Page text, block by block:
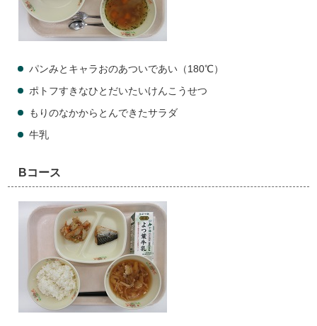
パンみとキャラおのあついであい（180℃）
ポトフすきなひとだいたいけんこうせつ
もりのなかからとんできたサラダ
牛乳
Bコース